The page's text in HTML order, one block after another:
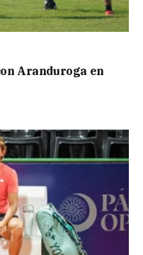
Aranduroga en